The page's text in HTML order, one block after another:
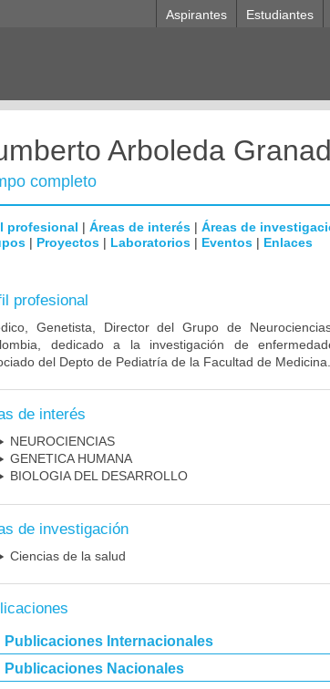
Aspirantes Estudiantes
Arboleda
completo
profesional | Áreas de interés | Áreas de
| Proyectos | Laboratorios | Eventos | Enlaces
profesional
Genetista, Director del Grupo de
dedicado a la investigación de
del Depto de Pediatría de la Facultad de Medicina.
de interés
NEUROCIENCIAS
GENETICA HUMANA
BIOLOGIA DEL DESARROLLO
de investigación
Ciencias de la salud
Publicaciones Internacionales
Publicaciones Nacionales